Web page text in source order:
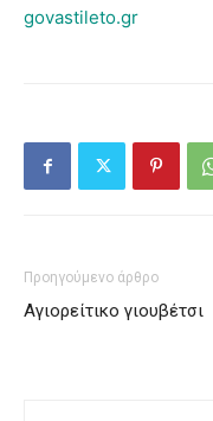
govastileto.gr
Προηγούμενο άρθρο
Αγιορείτικο γιουβέτσι